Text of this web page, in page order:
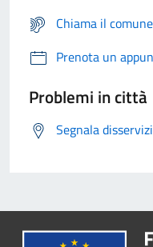
Chiama il
Prenota un
Problemi in città
Segnala